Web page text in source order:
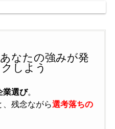
なたの強みが発
しよう
業選び。
、残念ながら選考落ちの